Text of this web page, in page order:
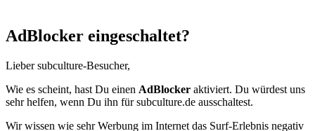
AdBlocker eingeschaltet?
Lieber subculture-Besucher,
Wie es scheint, hast Du einen AdBlocker aktiviert. Du würdest uns
sehr helfen, wenn Du ihn für subculture.de ausschaltest.
Wir wissen wie sehr Werbung im Internet das Surf-Erlebnis negativ